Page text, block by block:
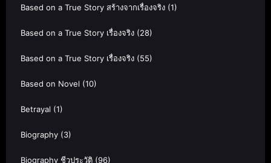
Based on a True Story สร้างจากเรื่องจริง (1)
Based on a True Story เรื่องจริง (28)
Based on a True Story เรื่องจริง (55)
Based on Novel (10)
Betrayal (1)
Biography (3)
Biography ชีวประวัติ (96)